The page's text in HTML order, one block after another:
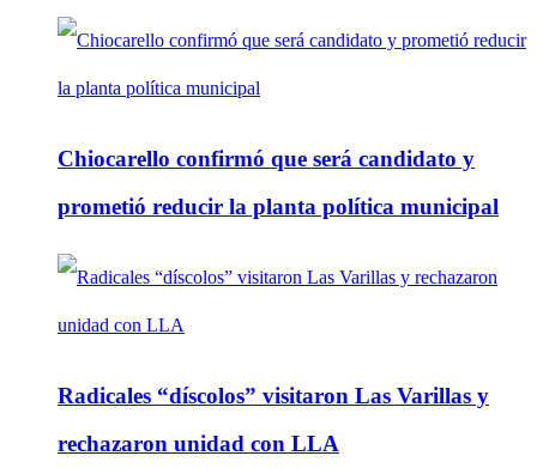
Chiocarello confirmó que será candidato y
prometió reducir la planta política municipal
Radicales “díscolos” visitaron Las Varillas y
rechazaron unidad con LLA